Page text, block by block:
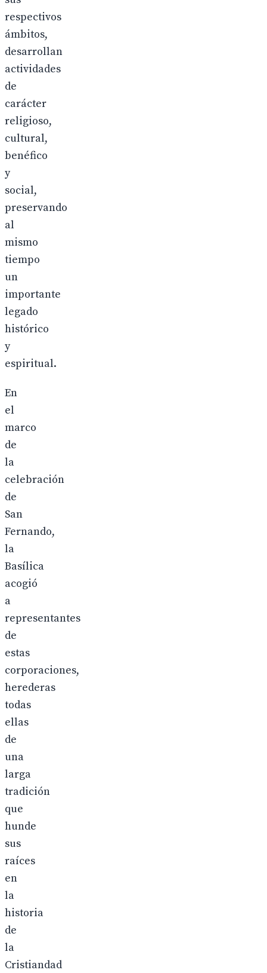
respectivos
ámbitos,
desarrollan
actividades
de
carácter
religioso,
cultural,
benéfico
y
social,
preservando
al
mismo
tiempo
un
importante
legado
histórico
y
espiritual.
En
el
marco
de
la
celebración
de
San
Fernando,
la
Basílica
acogió
a
representantes
de
estas
corporaciones,
herederas
todas
ellas
de
una
larga
tradición
que
hunde
sus
raíces
en
la
historia
de
la
Cristiandad